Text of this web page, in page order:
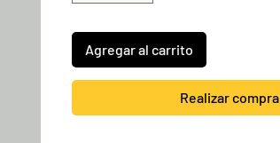
Agregar al carrito
Realizar compra